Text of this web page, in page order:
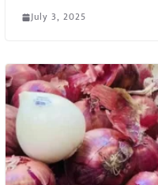
July 3, 2025